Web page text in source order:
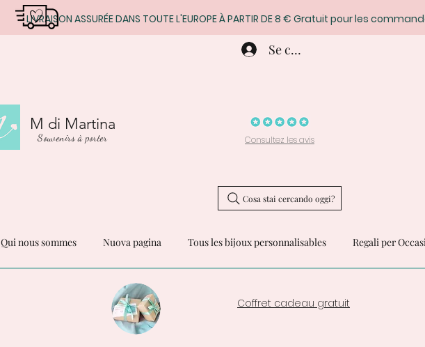
LIVRAISON ASSURÉE DANS TOUTE L'EUROPE À PARTIR DE 8 € Gratuit pour les
M di Martina
Souvenirs à porter
Se connecter
Consultez les avis
Cosa stai cercando oggi?
Qui nous sommes Nuova pagina Tous les bijoux personnalisables Regali per
Coffret cadeau gratuit